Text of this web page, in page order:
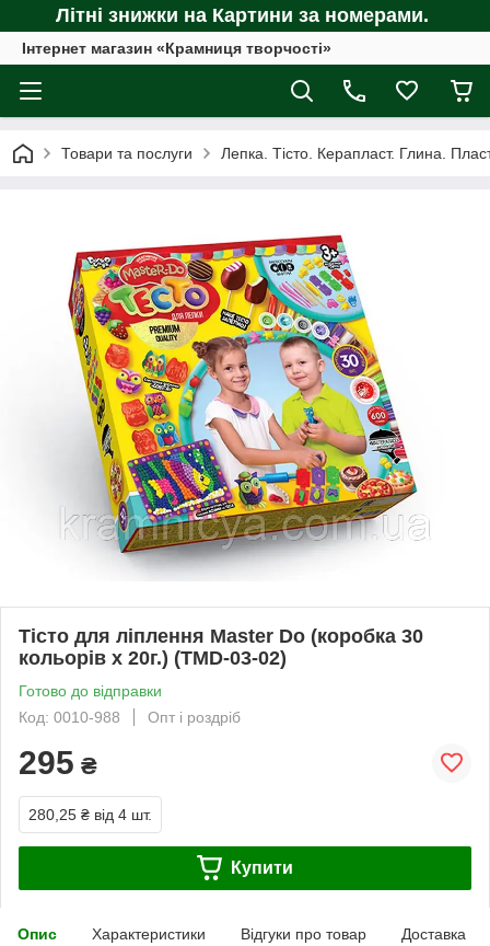
Літні знижки на Картини за номерами.
Інтернет магазин «Крамниця творчості»
Товари та послуги Лепка. Тісто. Керапласт. Глина.
Тісто для ліплення Master Do (коробка 30
кольорів х 20г.) (ТМD-03-02)
Готово до відправки
Код: 0010-988
Опт і роздріб
295 ₴
280,25 ₴ від 4 шт.
Купити
Опис Характеристики Відгуки про товар Доставка